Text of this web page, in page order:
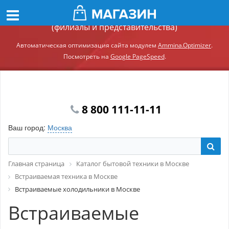
Демонстрационный сайт модуля Ammina.Регионы
(филиалы и представительства)
Автоматическая оптимизация сайта модулем Ammina.Optimizer.
Посмотреть на Google PageSpeed.
8 800 111-11-11
Ваш город: Москва
Главная страница
Каталог бытовой техники в Москве
Встраиваемая техника в Москве
Встраиваемые холодильники в Москве
Встраиваемые